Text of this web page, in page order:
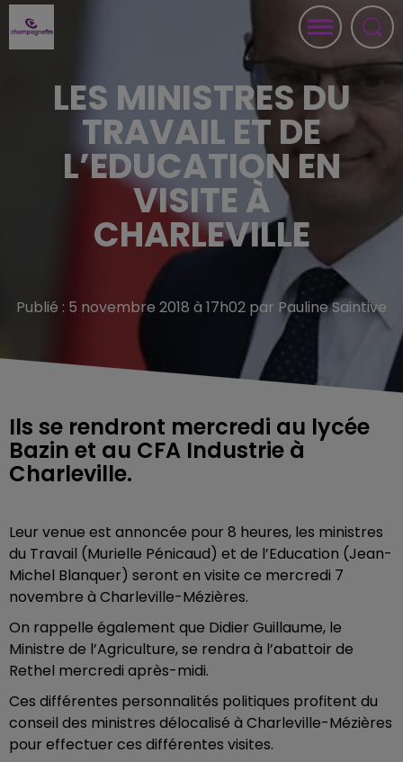
LES MINISTRES DU
TRAVAIL ET DE
L’EDUCATION EN
VISITE À
CHARLEVILLE
Publié : 5 novembre 2018 à 17h02 par Pauline Saintive
Ils se rendront mercredi au lycée
Bazin et au CFA Industrie à
Charleville.
Leur venue est annoncée pour 8 heures, les ministres
du Travail (Murielle Pénicaud) et de l’Education (Jean-
Michel Blanquer) seront en visite ce mercredi 7
novembre à Charleville-Mézières.
On rappelle également que Didier Guillaume, le
Ministre de l’Agriculture, se rendra à l’abattoir de
Rethel mercredi après-midi.
Ces différentes personnalités politiques profitent du
conseil des ministres délocalisé à Charleville-Mézières
pour effectuer ces différentes visites.